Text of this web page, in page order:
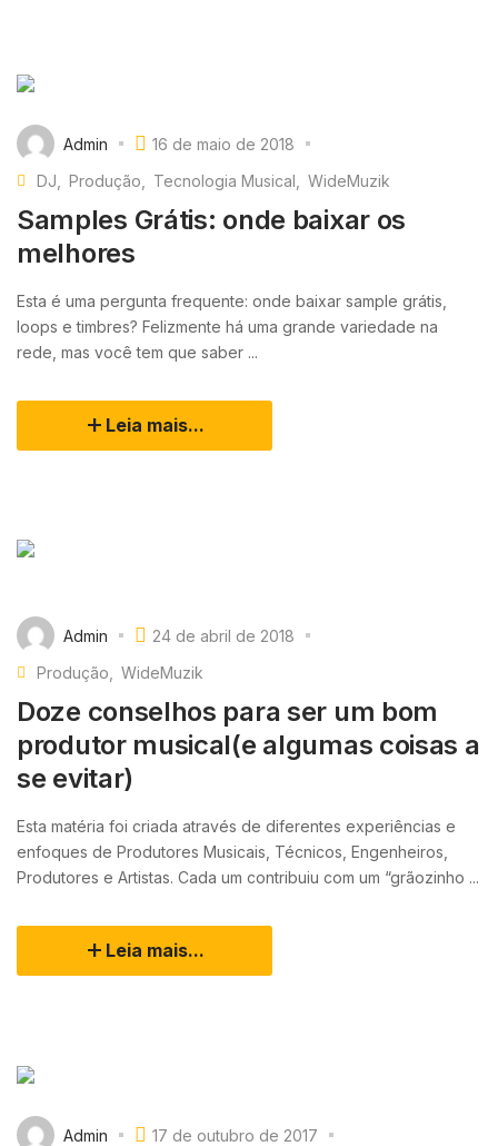
Admin
16 de maio de 2018
DJ
Produção Tecnologia Musical WideMuzik
Samples Grátis: onde baixar os
melhores
Esta é uma pergunta frequente: onde baixar sample grátis,
loops e timbres? Felizmente há uma grande variedade na
rede, mas você tem que saber ...
Leia mais...
Admin
24 de abril de 2018
Produção
WideMuzik
Doze conselhos para ser um bom
produtor musical(e algumas coisas a
se evitar)
Esta matéria foi criada através de diferentes experiências e
enfoques de Produtores Musicais, Técnicos, Engenheiros,
Produtores e Artistas. Cada um contribuiu com um “grãozinho ...
Leia mais...
Admin
17 de outubro de 2017